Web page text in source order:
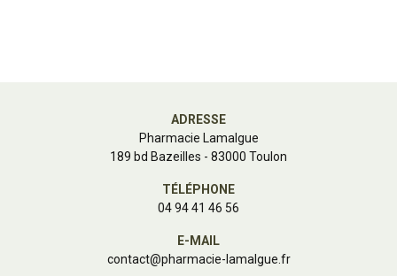
ADRESSE
Pharmacie Lamalgue
189 bd Bazeilles - 83000 Toulon
TÉLÉPHONE
04 94 41 46 56
E-MAIL
contact@pharmacie-lamalgue.fr